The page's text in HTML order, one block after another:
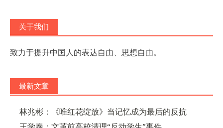
关于我们
致力于提升中国人的表达自由、思想自由。
最新文章
林兆彬：《唯红花绽放》当记忆成为最后的反抗